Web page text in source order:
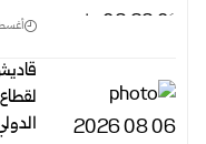
أغسطس